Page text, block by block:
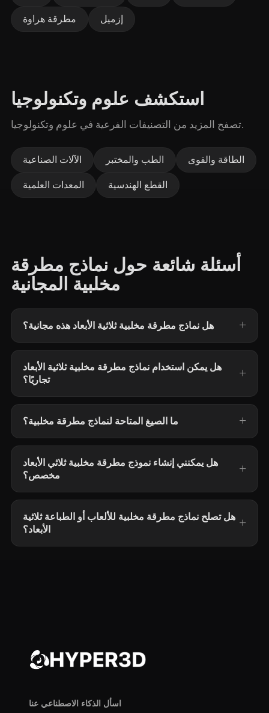
مطرقة هراوة إزميل
استكشف علوم وتكنولوجيا
تصفح المزيد من التصنيفات الفرعية في علوم وتكنولوجيا.
الآلات الصناعية الطب والمختبر الطاقة والقوى
المعدات العلمية القطع الهندسية
أسئلة شائعة حول نماذج مطرقة
مخلبية المجانية
هل نماذج مطرقة مخلبية ثلاثية الأبعاد هذه مجانية؟
هل يمكن استخدام نماذج مطرقة مخلبية ثلاثية الأبعاد
تجاريًا؟
ما الصيغ المتاحة لنماذج مطرقة مخلبية؟
هل يمكنني إنشاء نموذج مطرقة مخلبية ثلاثي الأبعاد
مخصص؟
هل تصلح نماذج مطرقة مخلبية للألعاب أو الطباعة ثلاثية
الأبعاد؟
اسأل الذكاء الاصطناعي عنا